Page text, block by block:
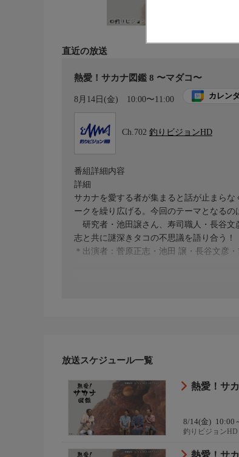
直近の放送
熱愛！サカナ図鑑 8 〜マダコ〜
8月14日(金) 10:00〜11:00 カレン
Ch.702 釣りビジョンHD
番組詳細内容
詳細
サカナを愛する者が集まると話が止まら
ークを繰り広げる。今回のテーマとなるの
研究者・池田譲さん、寿司職人・長谷文
志と共に謎深きタコの不思議を語り合う！
＊出演者：菅原正志・池田 譲・長谷文彦
放送スケジュール一覧
熱愛！サ
8/14(金) 10:00
釣りビジョンHD
熱愛！サ